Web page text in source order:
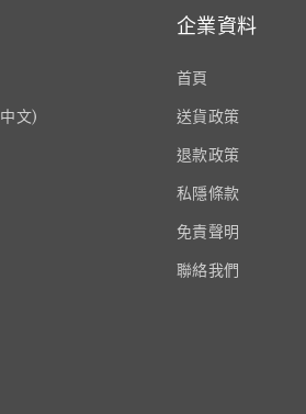
文)
企業資料
首頁
送貨政策
退款政策
私隱條款
免責聲明
聯絡我們